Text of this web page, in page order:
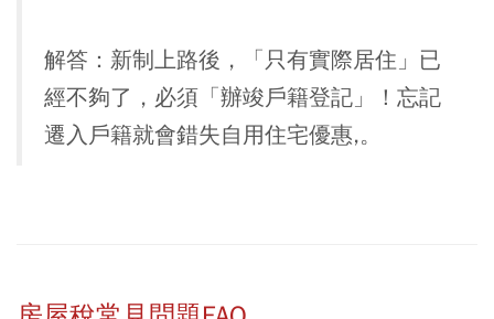
解答：新制上路後，「只有實際居住」已
經不夠了，必須「辦竣戶籍登記」！忘記
遷入戶籍就會錯失自用住宅優惠,。